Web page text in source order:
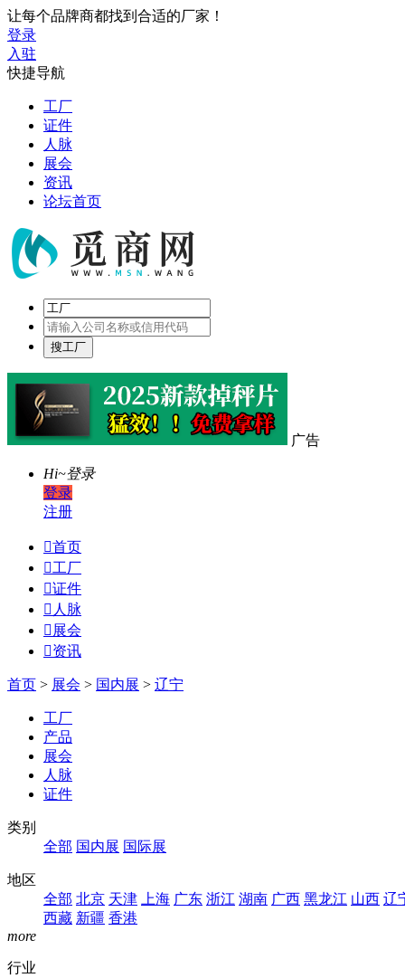
让每个品牌商都找到合适的厂家！
登录
入驻
快捷导航
工厂
证件
人脉
展会
资讯
论坛首页
广告
Hi~登录
登录
注册
首页
工厂
证件
 人脉
 展会
资讯
首页 > 展会 > 国内展 > 辽宁
工厂
产品
展会
人脉
证件
类别
全部 国内展 国际展
地区
全部 北京 天津 上海 广东 浙江 湖南 广西 黑龙江 山西 辽
西藏 新疆 香港
more
行业